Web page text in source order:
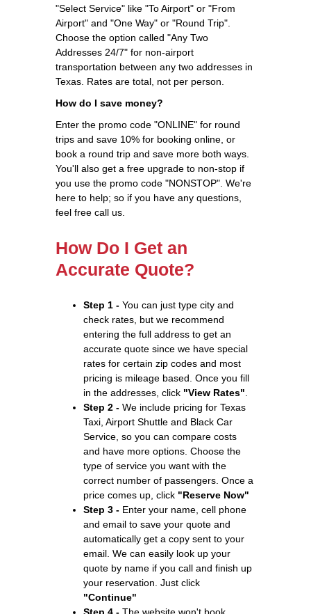
"Select Service" like "To Airport" or "From
Airport" and "One Way" or "Round Trip".
Choose the option called "Any Two
Addresses 24/7" for non-airport
transportation between any two addresses in
Texas. Rates are total, not per person.
How do I save money?
Enter the promo code "ONLINE" for round
trips and save 10% for booking online, or
book a round trip and save more both ways.
You'll also get a free upgrade to non-stop if
you use the promo code "NONSTOP". We're
here to help; so if you have any questions,
feel free call us.
How Do I Get an
Accurate Quote?
Step 1 - You can just type city and
check rates, but we recommend
entering the full address to get an
accurate quote since we have special
rates for certain zip codes and most
pricing is mileage based. Once you fill
in the addresses, click "View Rates"
Step 2 - We include pricing for Texas
Taxi, Airport Shuttle and Black Car
Service, so you can compare costs
and have more options. Choose the
type of service you want with the
correct number of passengers. Once a
price comes up, click "Reserve Now"
Step 3 - Enter your name, cell phone
and email to save your quote and
automatically get a copy sent to your
email. We can easily look up your
quote by name if you call and finish up
your reservation. Just click
"Continue"